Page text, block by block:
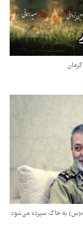
به خاک سپرده می‌شود